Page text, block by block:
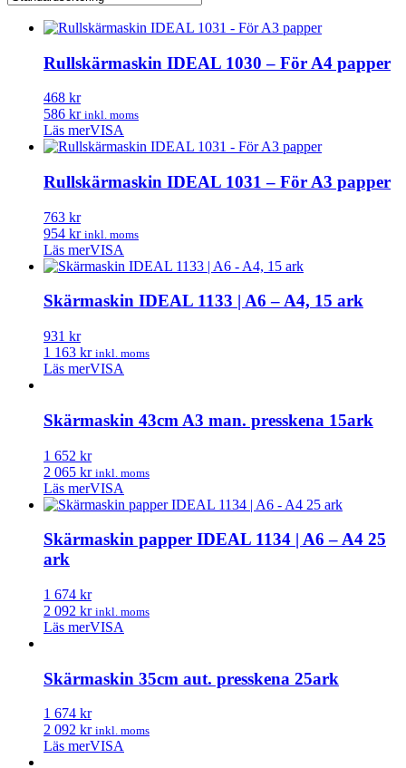
Rullskärmaskin IDEAL 1030 – För A4 papper
468 kr
586 kr inkl. moms
Läs merVISA
Rullskärmaskin IDEAL 1031 – För A3 papper
763 kr
954 kr inkl. moms
Läs merVISA
Skärmaskin IDEAL 1133 | A6 – A4, 15 ark
931 kr
1 163 kr inkl. moms
Läs merVISA
Skärmaskin 43cm A3 man. presskena 15ark
1 652 kr
2 065 kr inkl. moms
Läs merVISA
Skärmaskin papper IDEAL 1134 | A6 – A4 25
ark
1 674 kr
2 092 kr inkl. moms
Läs merVISA
Skärmaskin 35cm aut. presskena 25ark
1 674 kr
2 092 kr inkl. moms
Läs merVISA